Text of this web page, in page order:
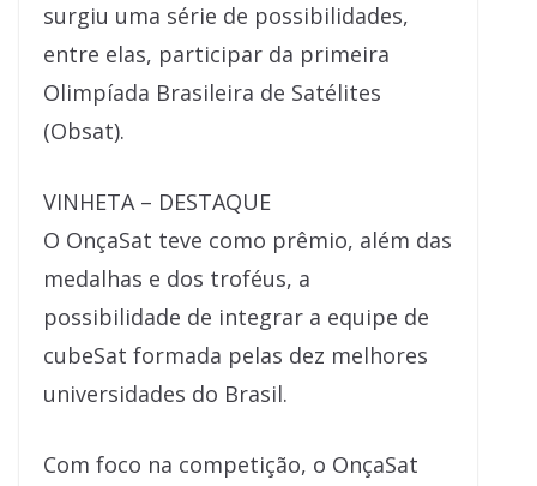
surgiu uma série de possibilidades,
entre elas, participar da primeira
Olimpíada Brasileira de Satélites
(Obsat).
VINHETA – DESTAQUE
O OnçaSat teve como prêmio, além das
medalhas e dos troféus, a
possibilidade de integrar a equipe de
cubeSat formada pelas dez melhores
universidades do Brasil.
Com foco na competição, o OnçaSat